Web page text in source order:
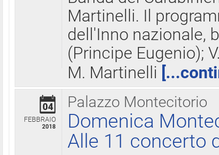
Martinelli. Il
dell'Inno nazionale,
(Principe Eugenio);
M. Martinelli
Palazzo Montecitorio
04
FEBBRAIO
2018
Domenica
Alle 11 concerto